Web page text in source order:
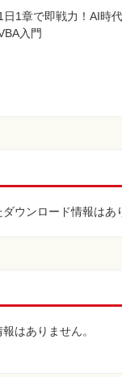
日1章で即戦力！AI時
入門
ウンロード情報はあ
はありません。